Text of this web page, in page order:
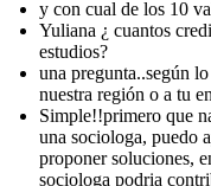
y con cual de los 10
Yuliana ¿ cuantos
estudios?
una pregunta..según
nuestra región o a tu
Simple!!primero que
una sociologa, puedo
proponer soluciones,
sociologa podria